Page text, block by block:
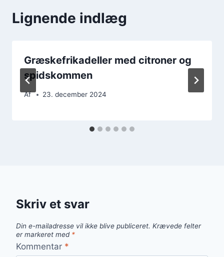
Lignende indlæg
Græskefrikadeller med citroner og
spidskommen
Af 23. december 2024
Skriv et svar
Din e-mailadresse vil ikke blive publiceret. Krævede felter
er markeret med *
Kommentar *